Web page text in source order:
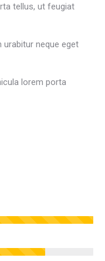
tellus, ut feugiat
neque eget
lorem porta